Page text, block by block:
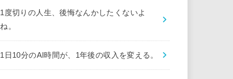
1度切りの人生、後悔なんかしたくないよ
ね。
1日10分のAI時間が、1年後の収入を変える。